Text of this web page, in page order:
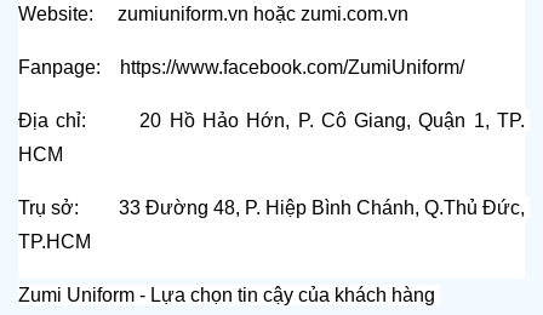
Website: zumiuniform.vn hoặc zumi.com.vn
Fanpage: https://www.facebook.com/ZumiUniform/
Địa chỉ:       20 Hồ Hảo Hớn, P. Cô Giang, Quận 1, TP.
HCM
Trụ sở:        33 Đường 48, P. Hiệp Bình Chánh, Q.Thủ Đức,
TP.HCM
Zumi Uniform - Lựa chọn tin cậy của khách hàng